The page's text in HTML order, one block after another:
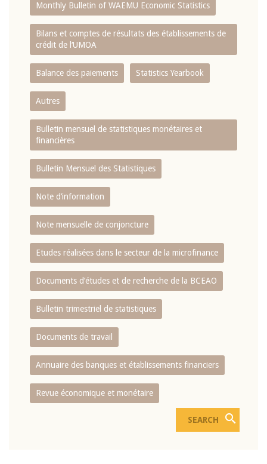
Monthly Bulletin of WAEMU Economic Statistics
Bilans et comptes de résultats des établissements de
crédit de l‘UMOA
Balance des paiements Statistics Yearbook
Autres
Bulletin mensuel de statistiques monétaires et
financières
Bulletin Mensuel des Statistiques
Note d’information
Note mensuelle de conjoncture
Etudes réalisées dans le secteur de la microfinance
Documents d’études et de recherche de la BCEAO
Bulletin trimestriel de statistiques
Documents de travail
Annuaire des banques et établissements financiers
Revue économique et monétaire